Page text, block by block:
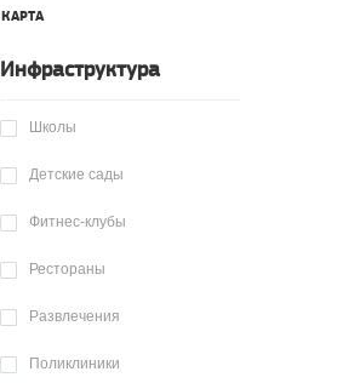
КАРТА
Инфраструктура
Школы
Детские сады
Фитнес-клубы
Рестораны
Развлечения
Поликлиники